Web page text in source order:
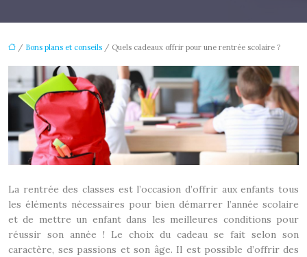
/ Bons plans et conseils / Quels cadeaux offrir pour une rentrée scolaire ?
La rentrée des classes est l’occasion d’offrir aux enfants tous
les éléments nécessaires pour bien démarrer l’année scolaire
et de mettre un enfant dans les meilleures conditions pour
réussir son année ! Le choix du cadeau se fait selon son
caractère, ses passions et son âge. Il est possible d’offrir des